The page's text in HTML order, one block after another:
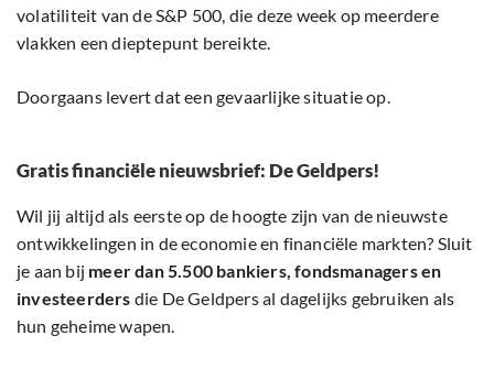
volatiliteit van de S&P 500, die deze week op meerdere
vlakken een dieptepunt bereikte.
Doorgaans levert dat een gevaarlijke situatie op.
Gratis financiële nieuwsbrief: De Geldpers!
Wil jij altijd als eerste op de hoogte zijn van de nieuwste
ontwikkelingen in de economie en financiële markten? Sluit
je aan bij meer dan 5.500 bankiers, fondsmanagers en
investeerders die De Geldpers al dagelijks gebruiken als
hun geheime wapen.